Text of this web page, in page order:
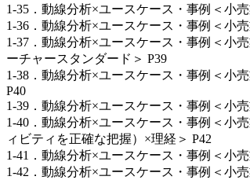
1-35．動線分析×ユースケース・事例＜小
1-36．動線分析×ユースケース・事例＜小
1-37．動線分析×ユースケース・事例＜小
ーチャースタンダード＞ P39
1-38．動線分析×ユースケース・事例＜小
P40
1-39．動線分析×ユースケース・事例＜小
1-40．動線分析×ユースケース・事例＜小
ィビティを正確な把握）×理経＞ P42
1-41．動線分析×ユースケース・事例＜小
1-42．動線分析×ユースケース・事例＜小